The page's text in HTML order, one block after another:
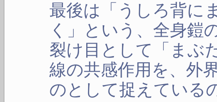
最後は「うしろ背に
く」という、全身鎧
裂け目として「まぶ
線の共感作用を、外
のとして捉えている